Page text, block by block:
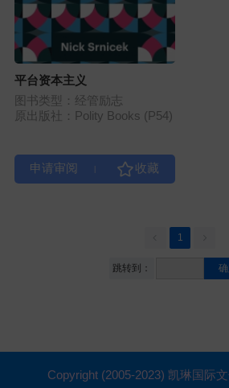
平台资本主义
图书类型：经管励志
原出版社：Polity Books (P54)
1
跳转到：
Copyright (2005-2023) 凯琳国际